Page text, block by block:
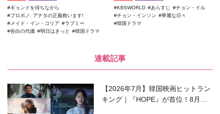
ギョンドを待ちながら
プロボノ: アナタの正義救います!
メイド・イン・コリア
ラブミー
告白の代価
明日はきっと 韓国ドラマ
KBSWORLD あらすじ
チョン・イル
チョン・インソン
華麗な日々
韓国ドラマ
連載記事
【2026年7月】韓国映画ヒットラン
キング｜『HOPE』が首位！8月公